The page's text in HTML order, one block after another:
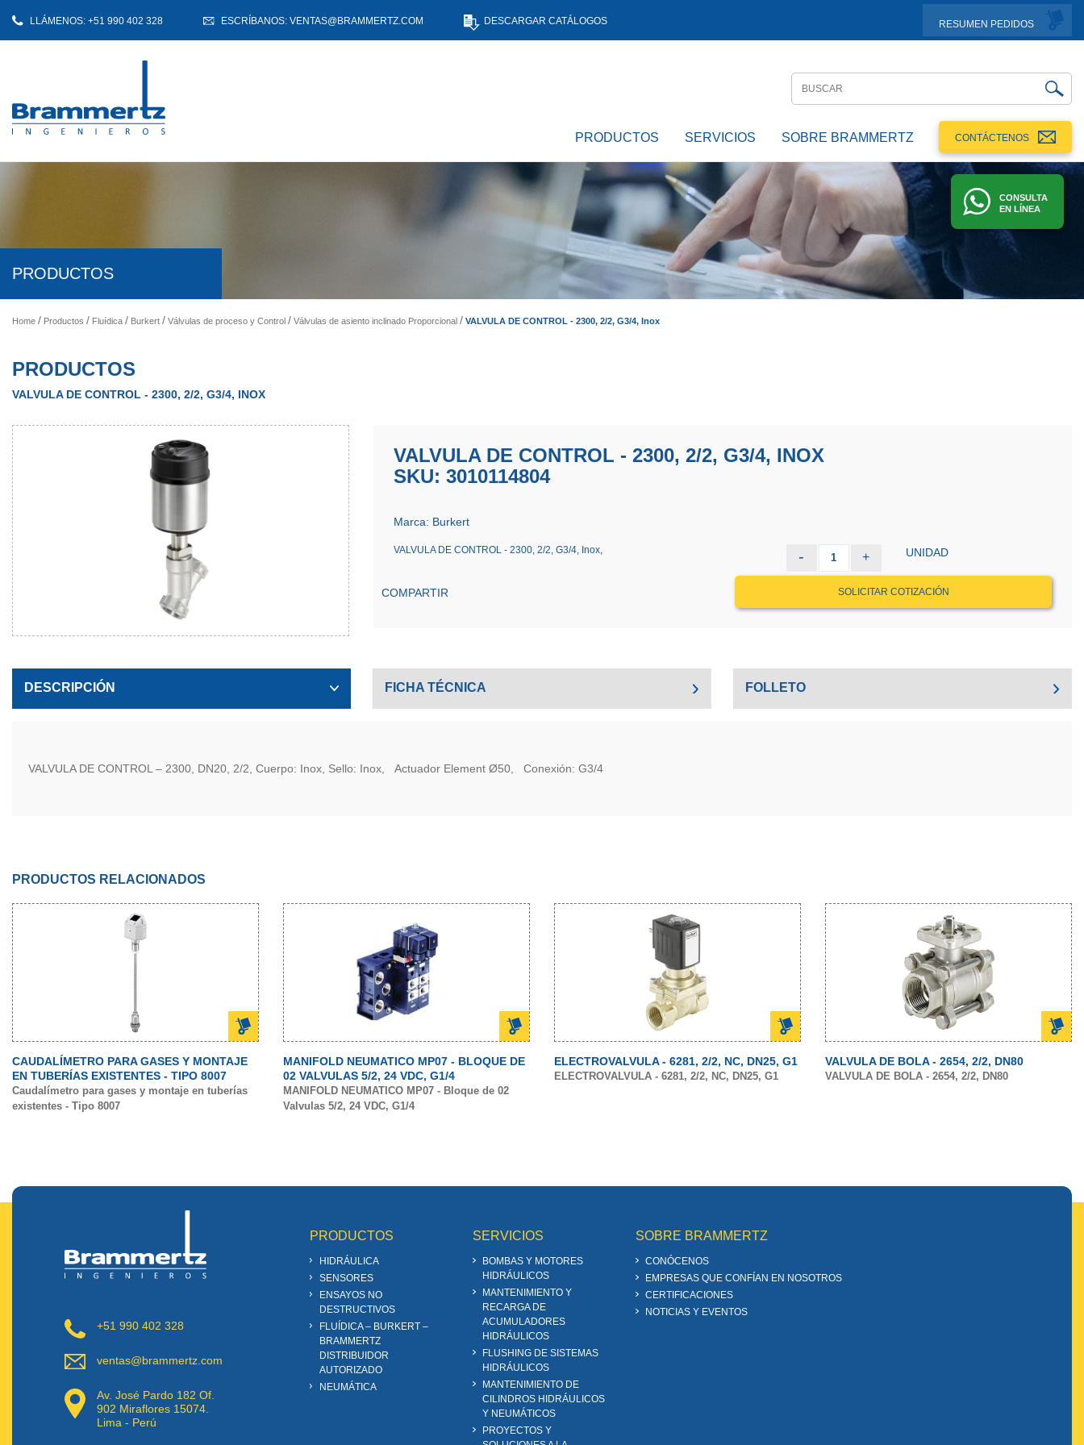
LLÁMENOS: +51 990 402 328 ESCRÍBANOS: VENTAS@BRAMMERTZ.COM DESCARGAR CATÁLOGOS RESUMEN PEDIDOS
PRODUCTOS SERVICIOS SOBRE BRAMMERTZ CONTÁCTENOS
CONSULTA
EN LÍNEA
PRODUCTOS
Home Productos Fluídica Burkert Válvulas de proceso y Control Válvulas de asiento inclinado Proporcional VALVULA DE CONTROL - 2300, 2/2, G3/4, Inox
PRODUCTOS
VALVULA DE CONTROL - 2300, 2/2, G3/4, INOX
VALVULA DE CONTROL - 2300, 2/2, G3/4, INOX
SKU: 3010114804
Marca: Burkert
VALVULA DE CONTROL - 2300, 2/2, G3/4, Inox, - 1 + UNIDAD
COMPARTIR SOLICITAR COTIZACIÓN
DESCRIPCIÓN
VALVULA DE CONTROL – 2300, DN20, 2/2, Cuerpo: Inox, Sello: Inox, Actuador Element Ø50, Conexión: G3/4
FICHA TÉCNICA FOLLETO
PRODUCTOS RELACIONADOS
CAUDALÍMETRO PARA GASES Y MONTAJE
EN TUBERÍAS EXISTENTES - TIPO 8007
Caudalímetro para gases y montaje en tuberías
existentes - Tipo 8007
MANIFOLD NEUMATICO MP07 - BLOQUE DE
02 VALVULAS 5/2, 24 VDC, G1/4
MANIFOLD NEUMATICO MP07 - Bloque de 02
Valvulas 5/2, 24 VDC, G1/4
ELECTROVALVULA - 6281, 2/2, NC, DN25, G1
ELECTROVALVULA - 6281, 2/2, NC, DN25, G1
VALVULA DE BOLA - 2654, 2/2, DN80
VALVULA DE BOLA - 2654, 2/2, DN80
+51 990 402 328
ventas@brammertz.com
Av. José Pardo 182 Of.
902 Miraflores 15074.
Lima - Perú
PRODUCTOS
HIDRÁULICA
SENSORES
ENSAYOS NO
DESTRUCTIVOS
FLUÍDICA – BURKERT –
BRAMMERTZ
DISTRIBUIDOR
AUTORIZADO
NEUMÁTICA
SERVICIOS
BOMBAS Y MOTORES
HIDRÁULICOS
MANTENIMIENTO Y
RECARGA DE
ACUMULADORES
HIDRÁULICOS
FLUSHING DE SISTEMAS
HIDRÁULICOS
MANTENIMIENTO DE
CILINDROS HIDRÁULICOS
Y NEUMÁTICOS
PROYECTOS Y
SOBRE BRAMMERTZ
CONÓCENOS
EMPRESAS QUE CONFÍAN EN NOSOTROS
CERTIFICACIONES
NOTICIAS Y EVENTOS